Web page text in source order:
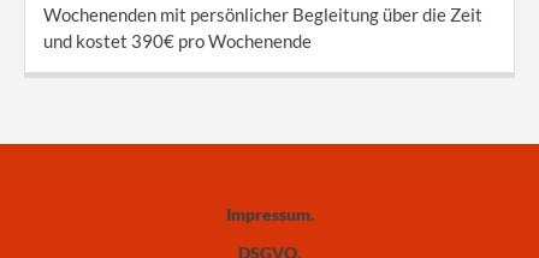
Wochenenden mit persönlicher Begleitung über die Zeit
und kostet 390€ pro Wochenende
Impressum
DSGVO